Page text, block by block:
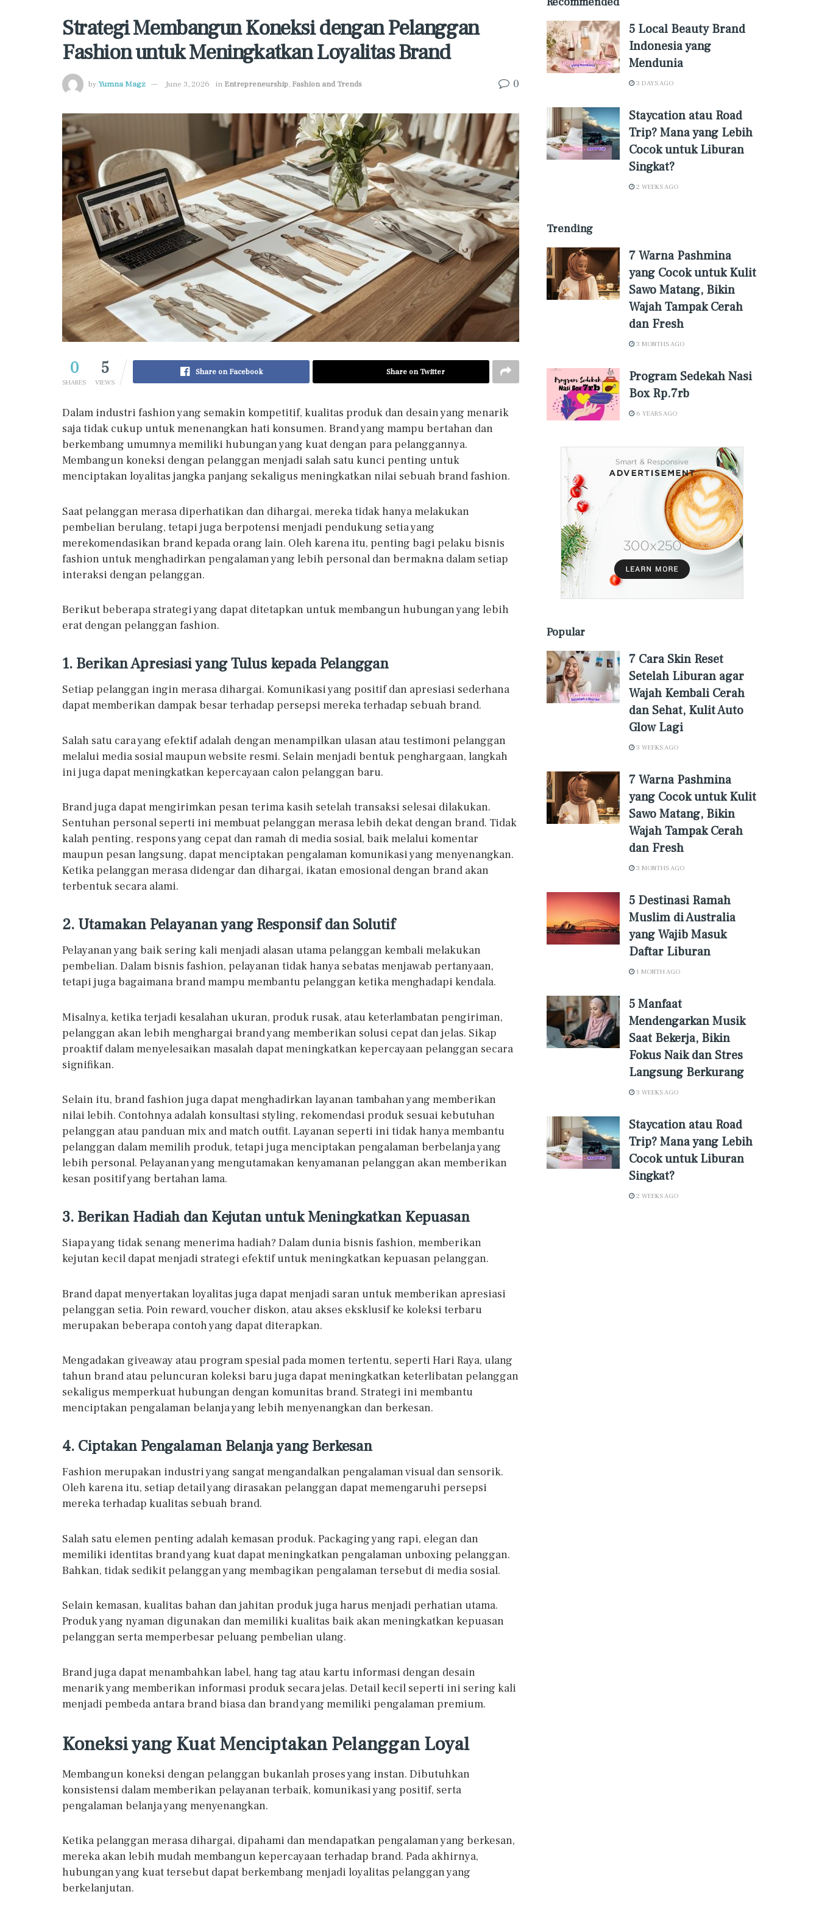
Strategi Membangun Koneksi dengan Pelanggan
Fashion untuk Meningkatkan Loyalitas Brand
byYumna Magz June 3, 2026 in Entrepreneurship, Fashion and Trends 0
0
SHARES
5
VIEWS
Share on Facebook Share on Twitter
Dalam industri fashion yang semakin kompetitif, kualitas produk dan desain yang menarik
saja tidak cukup untuk menenangkan hati konsumen. Brand yang mampu bertahan dan
berkembang umumnya memiliki hubungan yang kuat dengan para pelanggannya.
Membangun koneksi dengan pelanggan menjadi salah satu kunci penting untuk
menciptakan loyalitas jangka panjang sekaligus meningkatkan nilai sebuah brand fashion.
Saat pelanggan merasa diperhatikan dan dihargai, mereka tidak hanya melakukan
pembelian berulang, tetapi juga berpotensi menjadi pendukung setia yang
merekomendasikan brand kepada orang lain. Oleh karena itu, penting bagi pelaku bisnis
fashion untuk menghadirkan pengalaman yang lebih personal dan bermakna dalam setiap
interaksi dengan pelanggan.
Berikut beberapa strategi yang dapat ditetapkan untuk membangun hubungan yang lebih
erat dengan pelanggan fashion.
1. Berikan Apresiasi yang Tulus kepada Pelanggan
Setiap pelanggan ingin merasa dihargai. Komunikasi yang positif dan apresiasi sederhana
dapat memberikan dampak besar terhadap persepsi mereka terhadap sebuah brand.
Salah satu cara yang efektif adalah dengan menampilkan ulasan atau testimoni pelanggan
melalui media sosial maupun website resmi. Selain menjadi bentuk penghargaan, langkah
ini juga dapat meningkatkan kepercayaan calon pelanggan baru.
Brand juga dapat mengirimkan pesan terima kasih setelah transaksi selesai dilakukan.
Sentuhan personal seperti ini membuat pelanggan merasa lebih dekat dengan brand. Tidak
kalah penting, respons yang cepat dan ramah di media sosial, baik melalui komentar
maupun pesan langsung, dapat menciptakan pengalaman komunikasi yang menyenangkan.
Ketika pelanggan merasa didengar dan dihargai, ikatan emosional dengan brand akan
terbentuk secara alami.
2. Utamakan Pelayanan yang Responsif dan Solutif
Pelayanan yang baik sering kali menjadi alasan utama pelanggan kembali melakukan
pembelian. Dalam bisnis fashion, pelayanan tidak hanya sebatas menjawab pertanyaan,
tetapi juga bagaimana brand mampu membantu pelanggan ketika menghadapi kendala.
Misalnya, ketika terjadi kesalahan ukuran, produk rusak, atau keterlambatan pengiriman,
pelanggan akan lebih menghargai brand yang memberikan solusi cepat dan jelas. Sikap
proaktif dalam menyelesaikan masalah dapat meningkatkan kepercayaan pelanggan secara
signifikan.
Selain itu, brand fashion juga dapat menghadirkan layanan tambahan yang memberikan
nilai lebih. Contohnya adalah konsultasi styling, rekomendasi produk sesuai kebutuhan
pelanggan atau panduan mix and match outfit. Layanan seperti ini tidak hanya membantu
pelanggan dalam memilih produk, tetapi juga menciptakan pengalaman berbelanja yang
lebih personal. Pelayanan yang mengutamakan kenyamanan pelanggan akan memberikan
kesan positif yang bertahan lama.
3. Berikan Hadiah dan Kejutan untuk Meningkatkan Kepuasan
Siapa yang tidak senang menerima hadiah? Dalam dunia bisnis fashion, memberikan
kejutan kecil dapat menjadi strategi efektif untuk meningkatkan kepuasan pelanggan.
Brand dapat menyertakan loyalitas juga dapat menjadi saran untuk memberikan apresiasi
pelanggan setia. Poin reward, voucher diskon, atau akses eksklusif ke koleksi terbaru
merupakan beberapa contoh yang dapat diterapkan.
Mengadakan giveaway atau program spesial pada momen tertentu, seperti Hari Raya, ulang
tahun brand atau peluncuran koleksi baru juga dapat meningkatkan keterlibatan pelanggan
sekaligus memperkuat hubungan dengan komunitas brand. Strategi ini membantu
menciptakan pengalaman belanja yang lebih menyenangkan dan berkesan.
4. Ciptakan Pengalaman Belanja yang Berkesan
Fashion merupakan industri yang sangat mengandalkan pengalaman visual dan sensorik.
Oleh karena itu, setiap detail yang dirasakan pelanggan dapat memengaruhi persepsi
mereka terhadap kualitas sebuah brand.
Salah satu elemen penting adalah kemasan produk. Packaging yang rapi, elegan dan
memiliki identitas brand yang kuat dapat meningkatkan pengalaman unboxing pelanggan.
Bahkan, tidak sedikit pelanggan yang membagikan pengalaman tersebut di media sosial.
Selain kemasan, kualitas bahan dan jahitan produk juga harus menjadi perhatian utama.
Produk yang nyaman digunakan dan memiliki kualitas baik akan meningkatkan kepuasan
pelanggan serta memperbesar peluang pembelian ulang.
Brand juga dapat menambahkan label, hang tag atau kartu informasi dengan desain
menarik yang memberikan informasi produk secara jelas. Detail kecil seperti ini sering kali
menjadi pembeda antara brand biasa dan brand yang memiliki pengalaman premium.
Koneksi yang Kuat Menciptakan Pelanggan Loyal
Membangun koneksi dengan pelanggan bukanlah proses yang instan. Dibutuhkan
konsistensi dalam memberikan pelayanan terbaik, komunikasi yang positif, serta
pengalaman belanja yang menyenangkan.
Ketika pelanggan merasa dihargai, dipahami dan mendapatkan pengalaman yang berkesan,
mereka akan lebih mudah membangun kepercayaan terhadap brand. Pada akhirnya,
hubungan yang kuat tersebut dapat berkembang menjadi loyalitas pelanggan yang
berkelanjutan.
5 Local Beauty Brand
Indonesia yang
Mendunia
3 DAYS AGO
Staycation atau Road
Trip? Mana yang Lebih
Cocok untuk Liburan
Singkat?
2 WEEKS AGO
Trending
7 Warna Pashmina
yang Cocok untuk Kulit
Sawo Matang, Bikin
Wajah Tampak Cerah
dan Fresh
3 MONTHS AGO
Program Sedekah Nasi
Box Rp.7rb
6 YEARS AGO
Popular
7 Cara Skin Reset
Setelah Liburan agar
Wajah Kembali Cerah
dan Sehat, Kulit Auto
Glow Lagi
3 WEEKS AGO
7 Warna Pashmina
yang Cocok untuk Kulit
Sawo Matang, Bikin
Wajah Tampak Cerah
dan Fresh
3 MONTHS AGO
5 Destinasi Ramah
Muslim di Australia
yang Wajib Masuk
Daftar Liburan
1 MONTH AGO
5 Manfaat
Mendengarkan Musik
Saat Bekerja, Bikin
Fokus Naik dan Stres
Langsung Berkurang
3 WEEKS AGO
Staycation atau Road
Trip? Mana yang Lebih
Cocok untuk Liburan
Singkat?
2 WEEKS AGO